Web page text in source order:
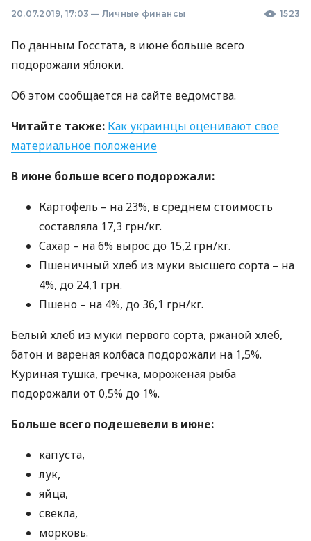
20.07.2019, 17:03 — Личные финансы 1523
По данным Госстата, в июне больше всего
подорожали яблоки.
Об этом сообщается на сайте ведомства.
Читайте также: Как украинцы оценивают свое
материальное положение
В июне больше всего подорожали:
Картофель – на 23%, в среднем стоимость
составляла 17,3 грн/кг.
Сахар – на 6% вырос до 15,2 грн/кг.
Пшеничный хлеб из муки высшего сорта – на
4%, до 24,1 грн.
Пшено – на 4%, до 36,1 грн/кг.
Белый хлеб из муки первого сорта, ржаной хлеб,
батон и вареная колбаса подорожали на 1,5%.
Куриная тушка, гречка, мороженая рыба
подорожали от 0,5% до 1%.
Больше всего подешевели в июне:
капуста,
лук,
яйца,
свекла,
морковь.